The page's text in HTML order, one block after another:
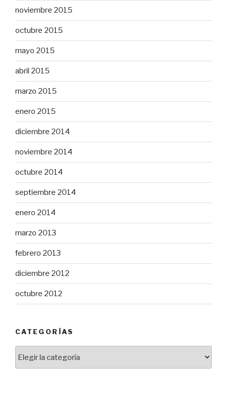
noviembre 2015
octubre 2015
mayo 2015
abril 2015
marzo 2015
enero 2015
diciembre 2014
noviembre 2014
octubre 2014
septiembre 2014
enero 2014
marzo 2013
febrero 2013
diciembre 2012
octubre 2012
CATEGORÍAS